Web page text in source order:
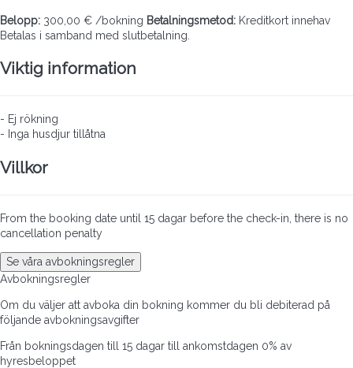
Belopp: 300,00 € /bokning Betalningsmetod: Kreditkort innehav
Betalas i samband med slutbetalning.
Viktig information
- Ej rökning
- Inga husdjur tillåtna
Villkor
From the booking date until 15 dagar before the check-in, there is no
cancellation penalty
Se våra avbokningsregler
Avbokningsregler
Om du väljer att avboka din bokning kommer du bli debiterad på
följande avbokningsavgifter
Från bokningsdagen till 15 dagar till ankomstdagen 0% av
hyresbeloppet